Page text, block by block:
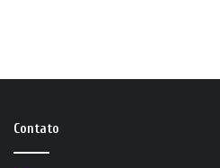
Contato